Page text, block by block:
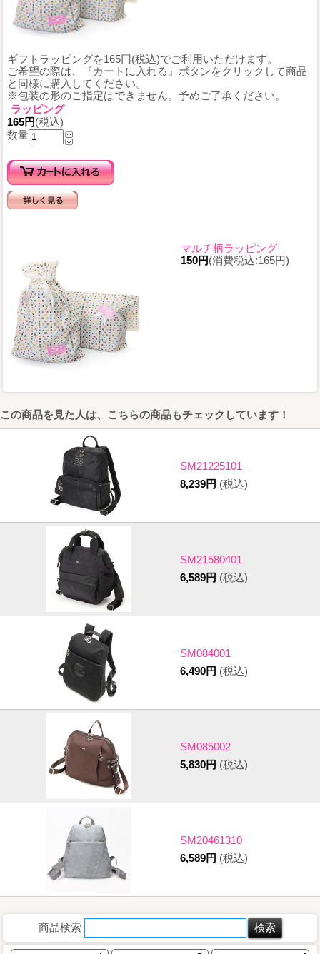
ギフトラッピングを165円(税込)でご利用いただけます。
ご希望の際は、『カートに入れる』ボタンをクリックして商品
と同様に購入してください。
※包装の形のご指定はできません。予めご了承ください。
ラッピング
165円(税込)
数量
マルチ柄ラッピング
150円(消費税込:165円)
この商品を見た人は、こちらの商品もチェックしています！
SM21225101
8,239円 (税込)
SM21580401
6,589円 (税込)
SM084001
6,490円 (税込)
SM085002
5,830円 (税込)
SM20461310
6,589円 (税込)
商品検索